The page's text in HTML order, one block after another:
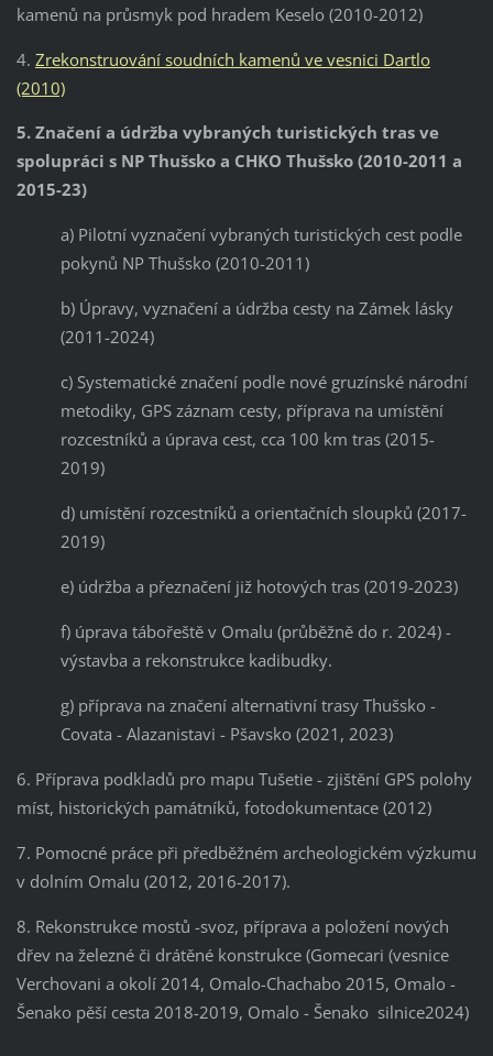
kamenů na průsmyk pod hradem Keselo (2010-2012)
4. Zrekonstruování soudních kamenů ve vesnici Dartlo
(2010)
5. Značení a údržba vybraných turistických tras ve
spolupráci s NP Thušsko a CHKO Thušsko (2010-2011 a
2015-23)
a) Pilotní vyznačení vybraných turistických cest podle
pokynů NP Thušsko (2010-2011)
b) Úpravy, vyznačení a údržba cesty na Zámek lásky
(2011-2024)
c) Systematické značení podle nové gruzínské národní
metodiky, GPS záznam cesty, příprava na umístění
rozcestníků a úprava cest, cca 100 km tras (2015-
2019)
d) umístění rozcestníků a orientačních sloupků (2017-
2019)
e) údržba a přeznačení již hotových tras (2019-2023)
f) úprava tábořeště v Omalu (průběžně do r. 2024) -
výstavba a rekonstrukce kadibudky.
g) příprava na značení alternativní trasy Thušsko -
Covata - Alazanistavi - Pšavsko (2021, 2023)
6. Příprava podkladů pro mapu Tušetie - zjištění GPS polohy
míst, historických památníků, fotodokumentace (2012)
7. Pomocné práce při předběžném archeologickém výzkumu
v dolním Omalu (2012, 2016-2017).
8. Rekonstrukce mostů -svoz, příprava a položení nových
dřev na železné či drátěné konstrukce (Gomecari (vesnice
Verchovani a okolí 2014, Omalo-Chachabo 2015, Omalo -
Šenako pěší cesta 2018-2019, Omalo - Šenako silnice2024)